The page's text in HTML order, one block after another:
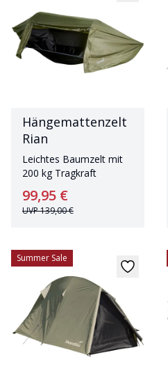
Hängemattenzelt
Rian
Leichtes Baumzelt mit
200 kg Tragkraft
99,95 €
UVP139,00 €
Summer Sale